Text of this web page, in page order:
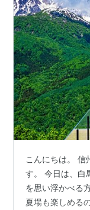
こんにちは。 信
す。 今日は、白
を思い浮かべる
夏場も楽しめる